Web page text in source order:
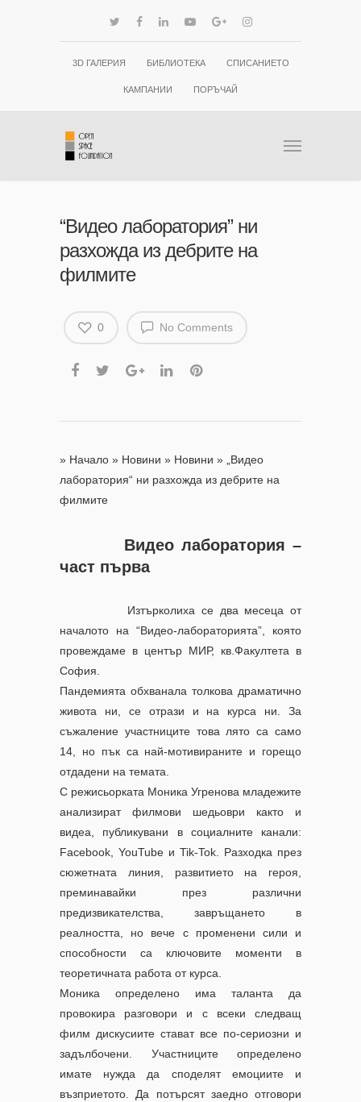
3D ГАЛЕРИЯ БИБЛИОТЕКА СПИСАНИЕТО
КАМПАНИИ ПОРЪЧАЙ
“Видео лаборатория” ни
разхожда из дебрите на
филмите
No Comments
0
» Начало » Новини » Новини » „Видео
лаборатория“ ни разхожда из дебрите на
филмите
Видео лаборатория –
част първа
Изтърколиха се два месеца от
началото на “Видео-лабораторията”, която
провеждаме в център МИР, кв.Факултета в
София.
Пандемията обхванала толкова драматично
живота ни, се отрази и на курса ни. За
съжаление участниците това лято са само
14, но пък са най-мотивираните и горещо
отдадени на темата.
С режисьорката Моника Угренова младежите
анализират филмови шедьоври както и
видеа, публикувани в социалните канали:
Facebook, YouTube и Tik-Tok. Разходка през
сюжетната линия, развитието на героя,
преминавайки през различни
предизвикателства, завръщането в
реалността, но вече с променени сили и
способности са ключовите моменти в
теоретичната работа от курса.
Моника определено има таланта да
провокира разговори и с всеки следващ
филм дискусиите стават все по-сериозни и
задълбочени. Участниците определено
имате нужда да споделят емоциите и
възприетото. Да потърсят заедно отговори